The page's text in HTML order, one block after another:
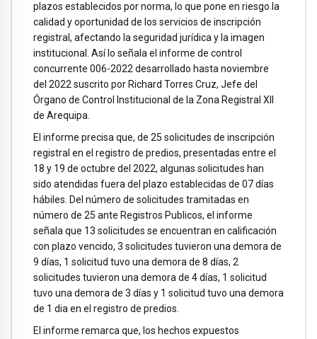
plazos establecidos por norma, lo que pone en riesgo la
calidad y oportunidad de los servicios de inscripción
registral, afectando la seguridad jurídica y la imagen
institucional. Así lo señala el informe de control
concurrente 006-2022 desarrollado hasta noviembre
del 2022 suscrito por Richard Torres Cruz, Jefe del
Órgano de Control Institucional de la Zona Registral XII
de Arequipa.
El informe precisa que, de 25 solicitudes de inscripción
registral en el registro de predios, presentadas entre el
18 y 19 de octubre del 2022, algunas solicitudes han
sido atendidas fuera del plazo establecidas de 07 días
hábiles. Del número de solicitudes tramitadas en
número de 25 ante Registros Publicos, el informe
señala que 13 solicitudes se encuentran en calificación
con plazo vencido, 3 solicitudes tuvieron una demora de
9 días, 1 solicitud tuvo una demora de 8 días, 2
solicitudes tuvieron una demora de 4 días, 1 solicitud
tuvo una demora de 3 días y 1 solicitud tuvo una demora
de 1 dia en el registro de predios.
El informe remarca que, los hechos expuestos